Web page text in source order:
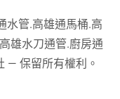
水管.高雄通馬桶.高
雄水刀通管.廚房通
— 保留所有權利。